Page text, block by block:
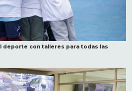
deporte con talleres para todas las